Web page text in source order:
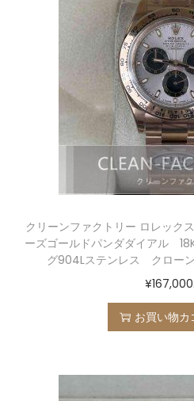
クリーンファクトリー ロレック
ーズゴールドパンダダイアル
グ904Lステンレス クロー
¥
お買い物カ